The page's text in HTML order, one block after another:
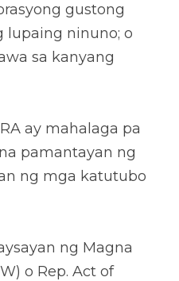
gustong
lupaing ninuno; o
sa kanyang
ay mahalaga pa
pamantayan ng
ng mga katutubo
ng Magna
o Rep. Act of